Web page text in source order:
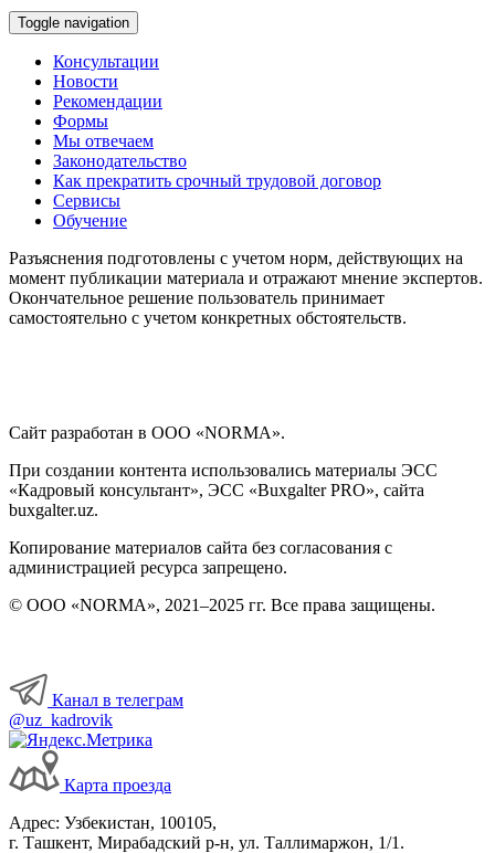
Toggle navigation
Консультации
Новости
Рекомендации
Формы
Мы отвечаем
Законодательство
Как прекратить срочный трудовой договор
Сервисы
Обучение
Разъяснения подготовлены с учетом норм, действующих на
момент публикации материала и отражают мнение экспертов.
Окончательное решение пользователь принимает
самостоятельно с учетом конкретных обстоятельств.
Сайт разработан в ООО «NORMA».
При создании контента использовались материалы ЭСС
«Кадровый консультант», ЭСС «Buxgalter PRO», сайта
buxgalter.uz.
Копирование материалов сайта без согласования с
администрацией ресурса запрещено.
© ООО «NORMA», 2021–2025 гг. Все права защищены.
Канал в телеграм
@uz_kadrovik
Карта проезда
Адрес: Узбекистан, 100105,
г. Ташкент, Мирабадский р-н, ул. Таллимаржон, 1/1.